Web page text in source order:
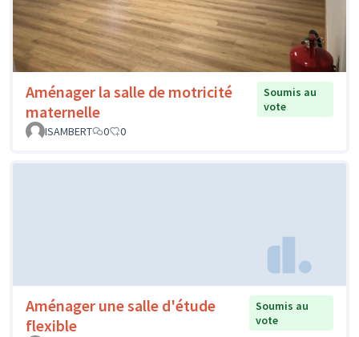
Aménager la salle de motricité
maternelle
Soumis au
vote
ISAMBERT
0 0
Aménager une salle d'étude
flexible
Soumis au
vote